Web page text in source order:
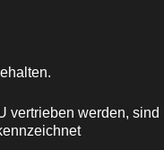
vertrieben werden, sind